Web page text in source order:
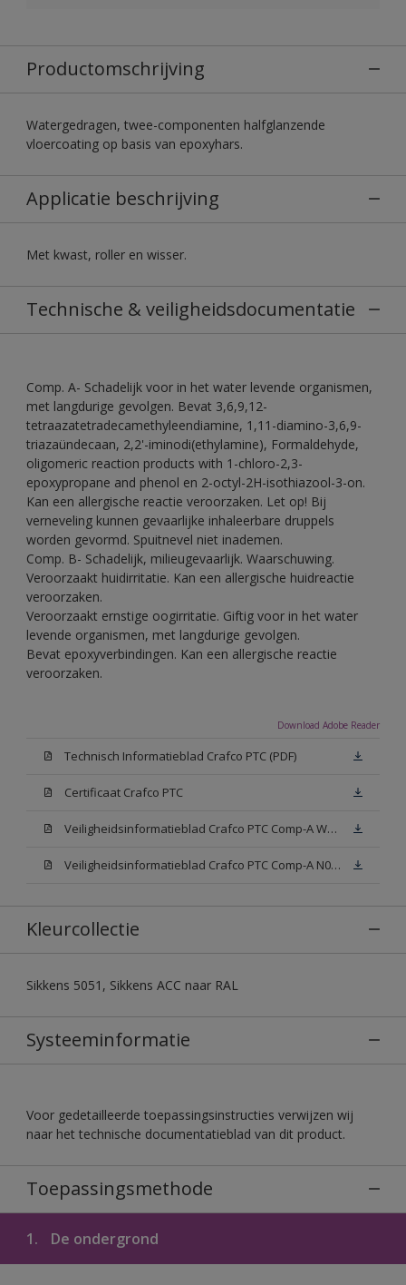
Productomschrijving
Watergedragen, twee-componenten halfglanzende
vloercoating op basis van epoxyhars.
Applicatie beschrijving
Met kwast, roller en wisser.
Technische & veiligheidsdocumentatie
Comp. A- Schadelijk voor in het water levende organismen,
met langdurige gevolgen. Bevat 3,6,9,12-
tetraazatetradecamethyleendiamine, 1,11-diamino-3,6,9-
triazaündecaan, 2,2'-iminodi(ethylamine), Formaldehyde,
oligomeric reaction products with 1-chloro-2,3-
epoxypropane and phenol en 2-octyl-2H-isothiazool-3-on.
Kan een allergische reactie veroorzaken. Let op! Bij
verneveling kunnen gevaarlijke inhaleerbare druppels
worden gevormd. Spuitnevel niet inademen.
Comp. B- Schadelijk, milieugevaarlijk. Waarschuwing.
Veroorzaakt huidirritatie. Kan een allergische huidreactie
veroorzaken.
Veroorzaakt ernstige oogirritatie. Giftig voor in het water
levende organismen, met langdurige gevolgen.
Bevat epoxyverbindingen. Kan een allergische reactie
veroorzaken.
Download Adobe Reader
Technisch Informatieblad Crafco PTC (PDF)
Certificaat Crafco PTC
Veiligheidsinformatieblad Crafco PTC Comp-A W05 (MSDS)
Veiligheidsinformatieblad Crafco PTC Comp-A N00 (MSDS)
Kleurcollectie
Sikkens 5051, Sikkens ACC naar RAL
Systeeminformatie
Voor gedetailleerde toepassingsinstructies verwijzen wij
naar het technische documentatieblad van dit product.
Toepassingsmethode
1. De ondergrond